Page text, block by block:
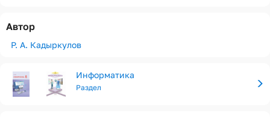
Автор
Р. А. Кадыркулов
Информатика
Раздел